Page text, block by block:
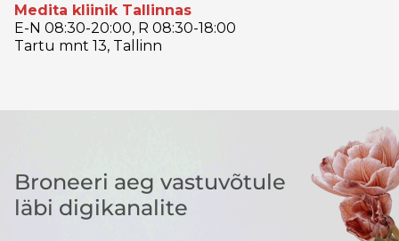
Medita kliinik Tallinnas
E-N 08:30-20:00, R 08:30-18:00
Tartu mnt 13, Tallinn
Broneeri aeg vastuvõtule
läbi digikanalite